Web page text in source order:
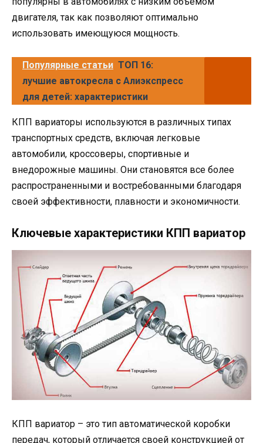
двигателя, так как позволяют оптимально
использовать имеющуюся мощность.
Популярные статьи ТОП 16:
лучшие автокресла с Алиэкспресс
для детей: характеристики
КПП вариаторы используются в различных типах
транспортных средств, включая легковые
автомобили, кроссоверы, спортивные и
внедорожные машины. Они становятся все более
распространенными и востребованными благодаря
своей эффективности, плавности и экономичности.
Ключевые характеристики КПП вариатор
КПП вариатор – это тип автоматической коробки
передач, который отличается своей конструкцией от